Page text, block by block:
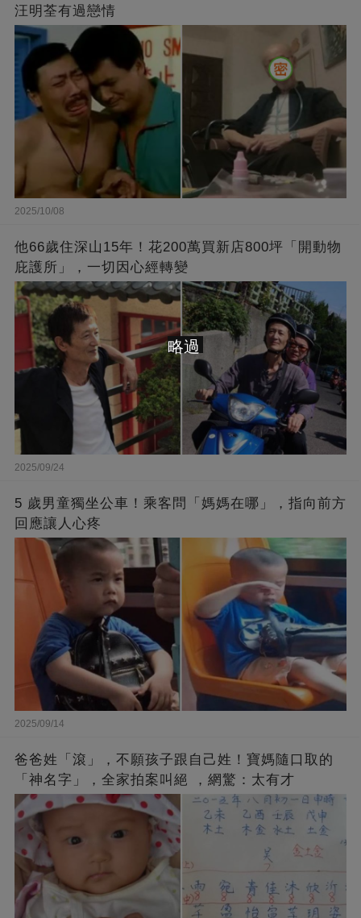
汪明荃有過戀情
2025/10/08
他66歲住深山15年！花200萬買新店800坪「開動物
庇護所」，一切因心經轉變
2025/09/24
5 歲男童獨坐公車！乘客問「媽媽在哪」，指向前方
回應讓人心疼
2025/09/14
爸爸姓「滾」，不願孩子跟自己姓！寶媽隨口取的
「神名字」，全家拍案叫絕 ，網驚：太有才
略過